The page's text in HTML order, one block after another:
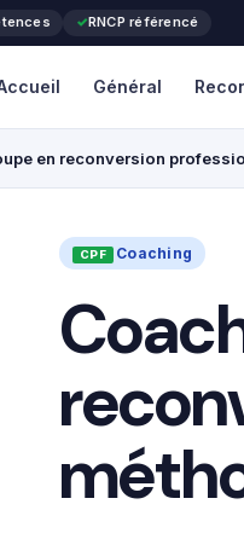
RNCP référencé
Général
en reconversion
Coaching